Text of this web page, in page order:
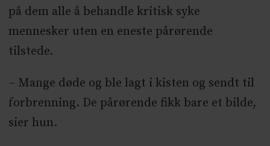
på dem alle å behandle kritisk syke
mennesker uten en eneste pårørende
tilstede.
– Mange døde og ble lagt i kisten og sendt til
forbrenning. De pårørende fikk bare et bilde,
sier hun.